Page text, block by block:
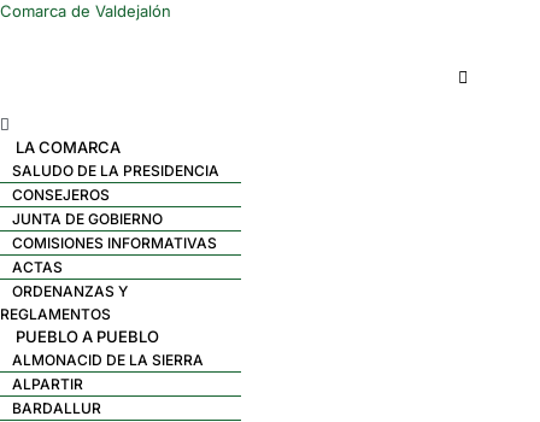
Comarca de Valdejalón
Menú
LA COMARCA
SALUDO DE LA PRESIDENCIA
CONSEJEROS
JUNTA DE GOBIERNO
COMISIONES INFORMATIVAS
ACTAS
ORDENANZAS Y
REGLAMENTOS
PUEBLO A PUEBLO
ALMONACID DE LA SIERRA
ALPARTIR
BARDALLUR